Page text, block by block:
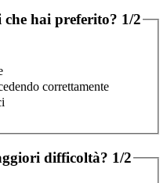
che hai preferito? 1/2
correttamente
difficoltà? 1/2